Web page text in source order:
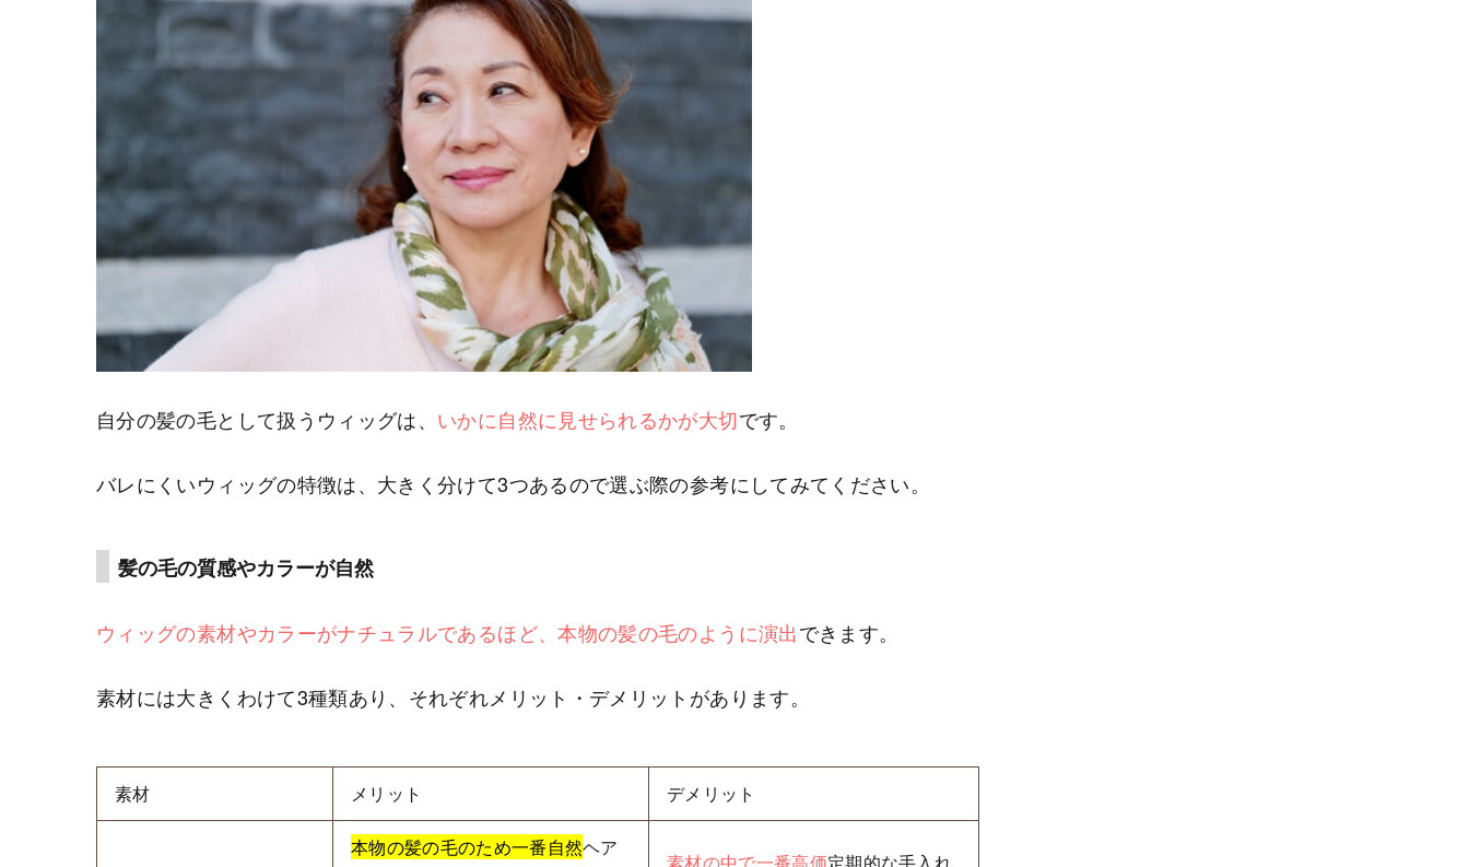
自分の髪の毛として扱うウィッグは、 いかに自然に見せられるかが大切です。
バレにくいウィッグの特徴は、大きく分けて3つあるので選ぶ際の参考にしてみてください。
髪の毛の質感やカラーが自然
ウィッグの素材やカラーがナチュラルであるほど、本物の髪の毛のように演出できます。
素材には大きくわけて3種類あり、それぞれメリット・デメリットがあります。
素材 メリット デメリット
本物の髪の毛のため一番自然ヘア
素材の中で一番高価定期的な手入れ